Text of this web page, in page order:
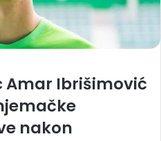
Amar Ibrišimović
nakon